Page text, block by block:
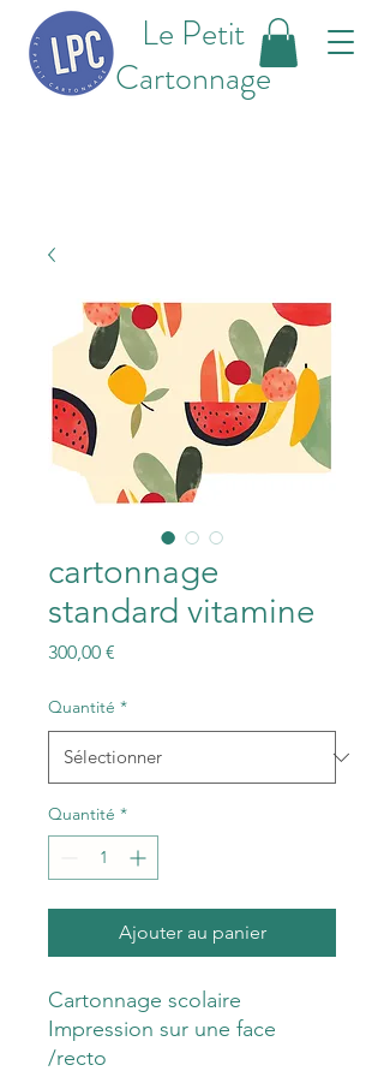
Le Petit
Cartonnage
cartonnage
standard vitamine
300,00 €
Quantité *
Quantité *
Ajouter au panier
Cartonnage scolaire
Impression sur une face
/recto